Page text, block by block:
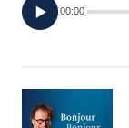
PRINCIPATO
MONACO
RMC
00:00